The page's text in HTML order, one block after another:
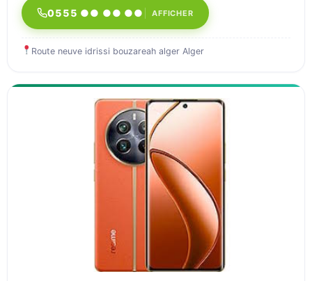
0555 ●● ●● ●● AFFICHER
Route neuve idrissi bouzareah alger Alger